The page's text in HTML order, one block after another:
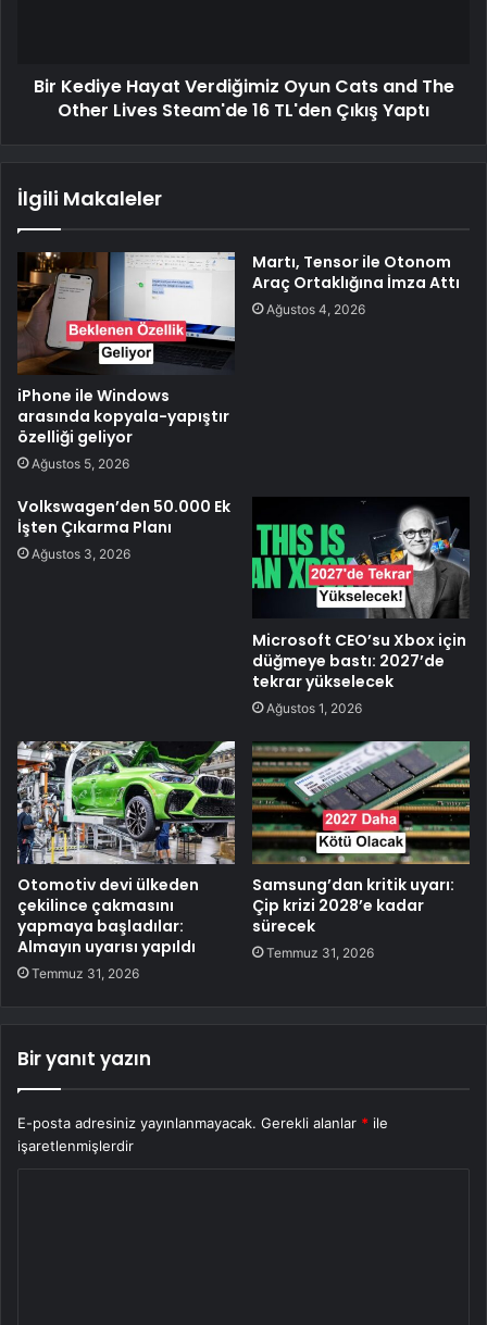
Bir Kediye Hayat Verdiğimiz Oyun Cats and The
Other Lives Steam'de 16 TL'den Çıkış Yaptı
İlgili Makaleler
iPhone ile Windows
arasında kopyala-yapıştır
özelliği geliyor
Ağustos 5, 2026
Martı, Tensor ile Otonom
Araç Ortaklığına İmza Attı
Ağustos 4, 2026
Volkswagen’den 50.000 Ek
İşten Çıkarma Planı
Ağustos 3, 2026
Microsoft CEO’su Xbox için
düğmeye bastı: 2027’de
tekrar yükselecek
Ağustos 1, 2026
Otomotiv devi ülkeden
çekilince çakmasını
yapmaya başladılar:
Almayın uyarısı yapıldı
Temmuz 31, 2026
Samsung’dan kritik uyarı:
Çip krizi 2028’e kadar
sürecek
Temmuz 31, 2026
Bir yanıt yazın
E-posta adresiniz yayınlanmayacak. Gerekli alanlar * ile
işaretlenmişlerdir